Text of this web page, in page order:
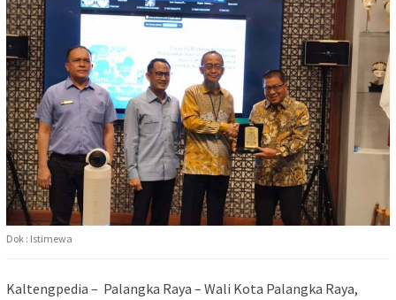
Dok : Istimewa
Kaltengpedia – Palangka Raya – Wali Kota Palangka Raya,